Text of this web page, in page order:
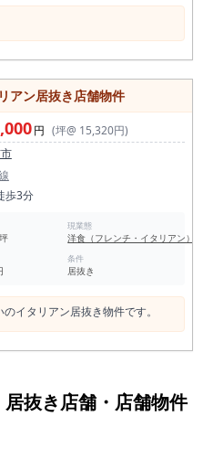
アン居抜き店舗物件
円 (坪@ 15,320円)
歩3分
現業態
洋食（フレンチ・イタリアン）
条件
居抜き
イタリアン居抜き物件です。
抜き店舗・店舗物件